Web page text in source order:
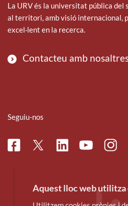
La URV és la universitat pública del
al territori, amb visió internacional,
excel·lent en la recerca.
Contacteu amb
Seguiu-nos
FacebookTwitterLinkedinYoutube
Aquest lloc web utilitza